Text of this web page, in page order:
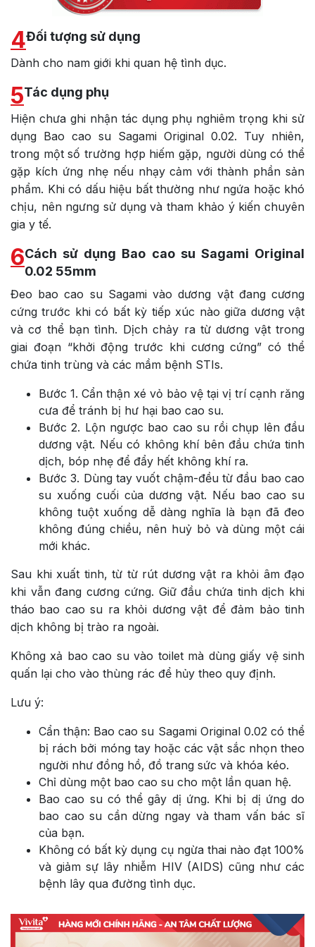
4Đối tượng sử dụng
Dành cho nam giới khi quan hệ tình dục.
5Tác dụng phụ
Hiện chưa ghi nhận tác dụng phụ nghiêm trọng khi sử
dụng Bao cao su Sagami Original 0.02. Tuy nhiên,
trong một số trường hợp hiếm gặp, người dùng có thể
gặp kích ứng nhẹ nếu nhạy cảm với thành phần sản
phẩm. Khi có dấu hiệu bất thường như ngứa hoặc khó
chịu, nên ngưng sử dụng và tham khảo ý kiến chuyên
gia y tế.
6Cách sử dụng Bao cao su Sagami Original
0.02 55mm
Đeo bao cao su Sagami vào dương vật đang cương
cứng trước khi có bất kỳ tiếp xúc nào giữa dương vật
và cơ thể bạn tình. Dịch chảy ra từ dương vật trong
giai đoạn “khởi động trước khi cương cứng” có thể
chứa tinh trùng và các mầm bệnh STIs.
Bước 1. Cẩn thận xé vỏ bảo vệ tại vị trí cạnh răng
cưa để tránh bị hư hại bao cao su.
Bước 2. Lộn ngược bao cao su rồi chụp lên đầu
dương vật. Nếu có không khí bên đầu chứa tinh
dịch, bóp nhẹ để đẩy hết không khí ra.
Bước 3. Dùng tay vuốt chậm-đều từ đầu bao cao
su xuống cuối của dương vật. Nếu bao cao su
không tuột xuống dễ dàng nghĩa là bạn đã đeo
không đúng chiều, nên huỷ bỏ và dùng một cái
mới khác.
Sau khi xuất tinh, từ từ rút dương vật ra khỏi âm đạo
khi vẫn đang cương cứng. Giữ đầu chứa tinh dịch khi
tháo bao cao su ra khỏi dương vật để đảm bảo tinh
dịch không bị trào ra ngoài.
Không xả bao cao su vào toilet mà dùng giấy vệ sinh
quấn lại cho vào thùng rác để hủy theo quy định.
Lưu ý:
Cẩn thận: Bao cao su Sagami Original 0.02 có thể
bị rách bởi móng tay hoặc các vật sắc nhọn theo
người như đồng hồ, đồ trang sức và khóa kéo.
Chỉ dùng một bao cao su cho một lần quan hệ.
Bao cao su có thể gây dị ứng. Khi bị dị ứng do
bao cao su cần dừng ngay và tham vấn bác sĩ
của bạn.
Không có bất kỳ dụng cụ ngừa thai nào đạt 100%
và giảm sự lây nhiễm HIV (AIDS) cũng như các
bệnh lây qua đường tình dục.